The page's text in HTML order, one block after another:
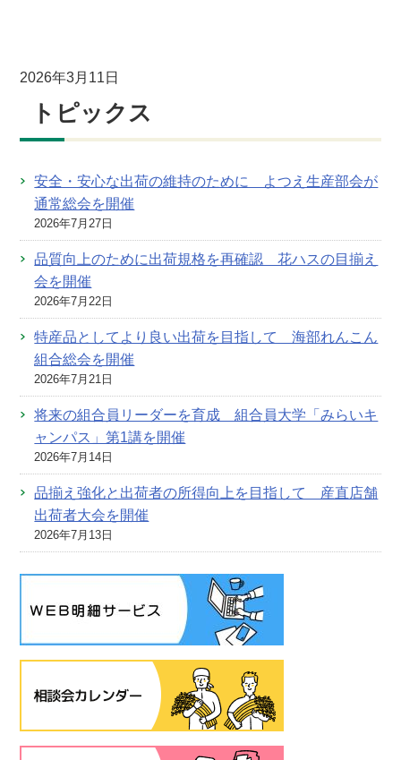
2026年3月11日
トピックス
安全・安心な出荷の維持のために よつえ生産部会が
通常総会を開催
2026年7月27日
品質向上のために出荷規格を再確認 花ハスの目揃え
会を開催
2026年7月22日
特産品としてより良い出荷を目指して 海部れんこん
組合総会を開催
2026年7月21日
将来の組合員リーダーを育成 組合員大学「みらいキ
ャンパス」第1講を開催
2026年7月14日
品揃え強化と出荷者の所得向上を目指して 産直店舗
出荷者大会を開催
2026年7月13日